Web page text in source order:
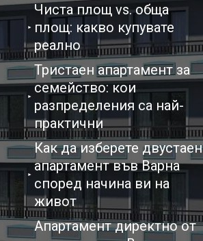
Чиста площ vs. обща
площ: какво купувате
реално
Тристаен апартамент за
семейство: кои
разпределения са най-
практични
Как да изберете двустаен
апартамент във Варна
според начина ви на
живот
Апартамент директно от